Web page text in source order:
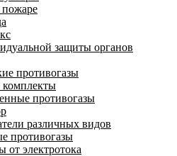
защиты органов
противогазы
противогазы
различных видов
противогазы
от электротока